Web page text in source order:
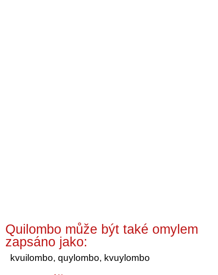
Quilombo může být také omylem
zapsáno jako:
kvuilombo, quylombo, kvuylombo